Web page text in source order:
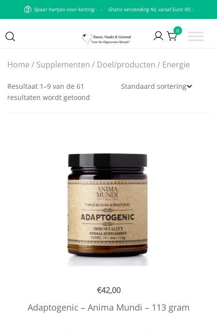
Spaar hartjes voor korting - Gratis verzending NL vanaf Euro 90,-
leefstijl
0
Home / Supplementen / Doel/producten / Energie
Resultaat 1–9 van de 61
resultaten wordt getoond
€42,00
Adaptogenic – Anima Mundi – 113 gram